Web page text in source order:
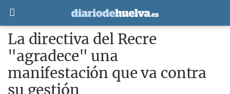
La directiva del Recre
"agradece" una
manifestación que va contra
su gestión